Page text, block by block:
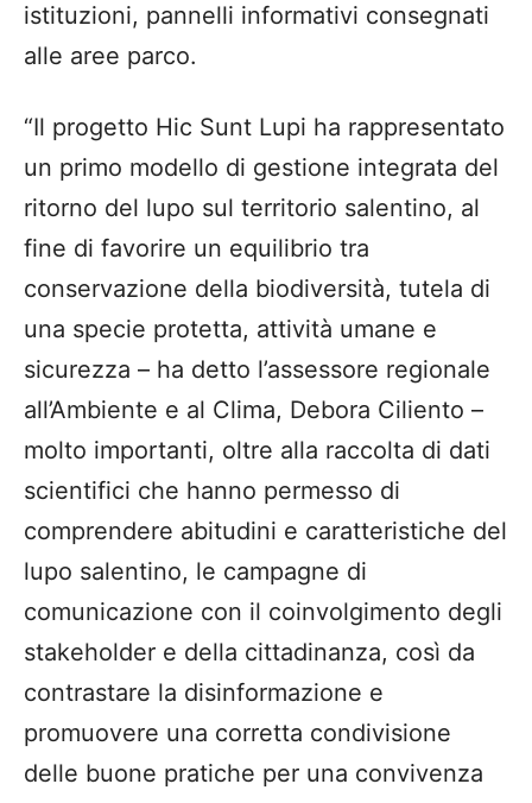
istituzioni, pannelli informativi consegnati
alle aree parco.
“Il progetto Hic Sunt Lupi ha rappresentato
un primo modello di gestione integrata del
ritorno del lupo sul territorio salentino, al
fine di favorire un equilibrio tra
conservazione della biodiversità, tutela di
una specie protetta, attività umane e
sicurezza – ha detto l’assessore regionale
all’Ambiente e al Clima, Debora Ciliento –
molto importanti, oltre alla raccolta di dati
scientifici che hanno permesso di
comprendere abitudini e caratteristiche del
lupo salentino, le campagne di
comunicazione con il coinvolgimento degli
stakeholder e della cittadinanza, così da
contrastare la disinformazione e
promuovere una corretta condivisione
delle buone pratiche per una convivenza